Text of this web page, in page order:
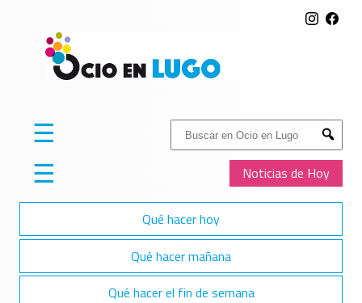
Buscar:
Submit
Noticias de Hoy
☰
☰
Qué hacer hoy
Qué hacer mañana
Qué hacer el fin de semana